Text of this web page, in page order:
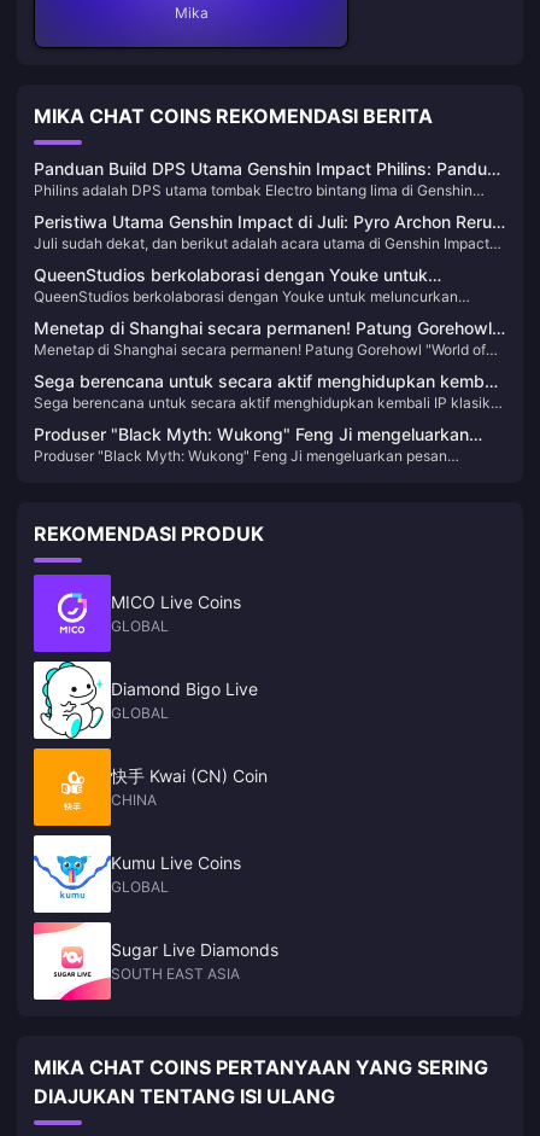
Mika
MIKA CHAT COINS REKOMENDASI BERITA
Panduan Build DPS Utama Genshin Impact Philins: Panduan
Build Output Electro Terkuat Versi 6.0
Philins adalah DPS utama tombak Electro bintang lima di Genshin
Mekanisme intinya adalah status "Manifestasi Api Gelap" dan reaksi
Electro-Charged, yang dikombinasikan dengan artefak Malam
Manifestasi Langit untuk mencapai output di lapangan yang sangat
kuat. Sebagai editor yang telah mengikuti pengembangan karakter
Genshin Impact selama beberapa tahun, saya harus mengatakan
bahwa desain Philins benar-benar membuat saya terkesima. Kali ini,
miHoYo akhirnya mengisi kekosongan DPS utama tombak Electro—
sejujurnya, posisi ini sudah kosong terlalu lama.
Peristiwa Utama Genshin Impact di Juli: Pyro Archon Rerun,
Banner 5.8 Dikonfirmasi, Debut Innefe
Juli sudah dekat, dan berikut adalah acara utama di Genshin Impact
QueenStudios berkolaborasi dengan Youke untuk
meluncurkan patung patung "Black Myth: Wukong"
Destiny Man 1/1
QueenStudios berkolaborasi dengan Youke untuk meluncurkan
Menetap di Shanghai secara permanen! Patung Gorehowl
"World of Warcraft" menyelesaikan pemotongan pita di
Kintetsu City Plaza
Menetap di Shanghai secara permanen! Patung Gorehowl "World of
Sega berencana untuk secara aktif menghidupkan kembali
IP klasik dan berusaha untuk kembali ke puncak industri
game global
Sega berencana untuk secara aktif menghidupkan kembali IP klasik
Produser "Black Myth: Wukong" Feng Ji mengeluarkan
pesan menanggapi hal-hal terkait penghargaan TGA
Produser "Black Myth: Wukong" Feng Ji mengeluarkan pesan
REKOMENDASI PRODUK
MICO Live Coins
GLOBAL
Diamond Bigo Live
GLOBAL
快手 Kwai (CN) Coin
CHINA
Kumu Live Coins
GLOBAL
Sugar Live Diamonds
SOUTH EAST ASIA
MIKA CHAT COINS PERTANYAAN YANG SERING
DIAJUKAN TENTANG ISI ULANG